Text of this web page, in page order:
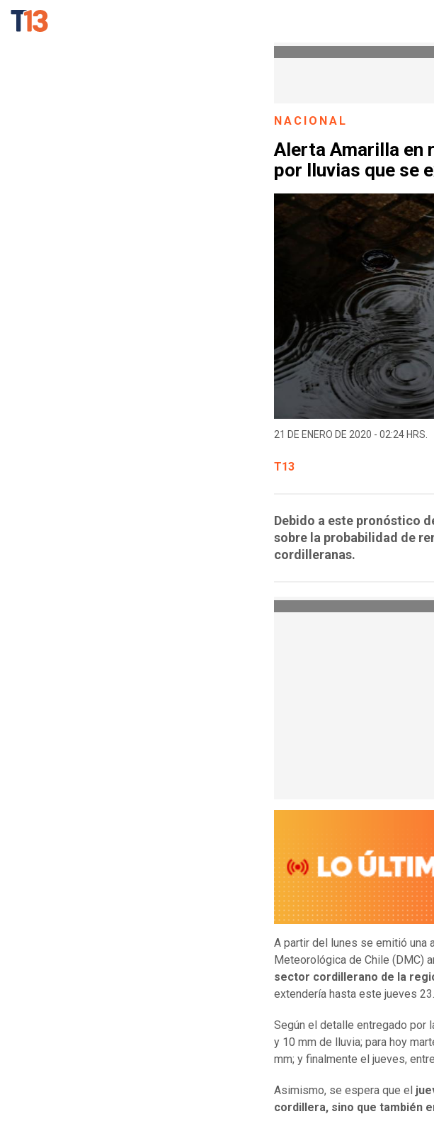
NACIONAL
Alerta Amarilla en
por lluvias que se
21 DE ENERO DE 2020 - 02:24 HRS.
T13
Debido a este pronóstico
sobre la probabilidad de
cordilleranas.
A partir del lunes se emitió una
Meteorológica de Chile (DMC)
sector cordillerano de la
extendería hasta este jueves 23.
Según el detalle entregado por
y 10 mm de lluvia; para hoy
mm; y finalmente el jueves,
Asimismo, se espera que el
cordillera, sino que también